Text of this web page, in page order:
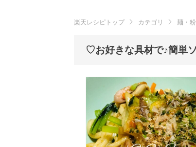
楽天レシピトップ カテゴリ 麺・
♡お好きな具材で♪簡単